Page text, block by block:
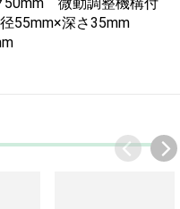
55mm×深さ35mm